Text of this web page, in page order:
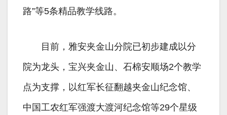
路”等5条精品教学线路。
目前，雅安夹金山分院已初步建成以分
院为龙头，宝兴夹金山、石棉安顺场2个教学
点为支撑，以红军长征翻越夹金山纪念馆、
中国工农红军强渡大渡河纪念馆等29个星级